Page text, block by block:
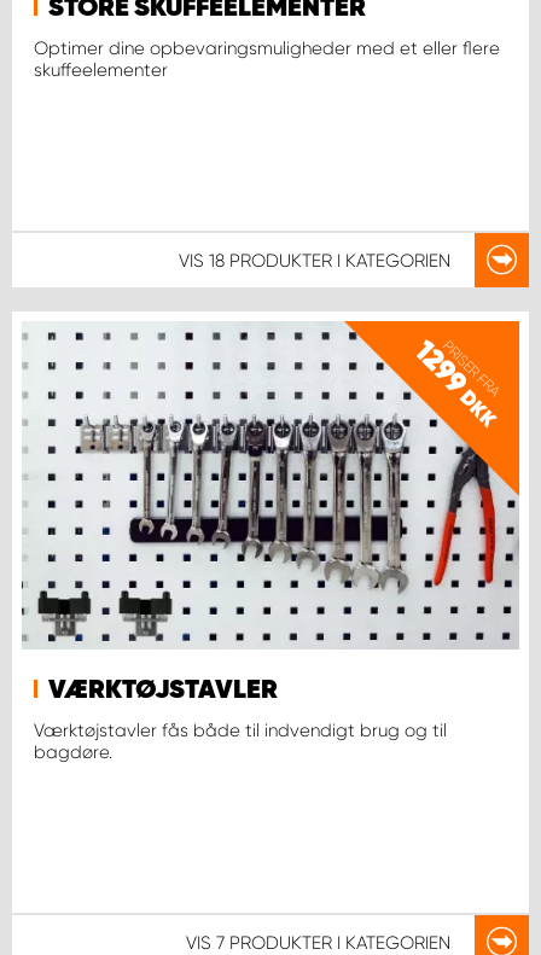
STORE SKUFFEELEMENTER
Optimer dine opbevaringsmuligheder med et eller flere
skuffeelementer
VIS 18 PRODUKTER I KATEGORIEN
PRISER FRA
1299
DKK
VÆRKTØJSTAVLER
Værktøjstavler fås både til indvendigt brug og til
bagdøre.
VIS 7 PRODUKTER I KATEGORIEN